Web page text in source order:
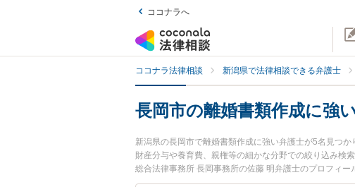
ココナラへ
ココナラ法律相談 新潟県で法律相談できる弁護士
長岡市の離婚書類作成に強
新潟県の長岡市で離婚書類作成に強い弁護士が5名見つ
財産分与や養育費、親権等の細かな分野での絞り込み検
総合法律事務所 長岡事務所の佐藤 明弁護士のプロフィ
に弁護士に相談したい』『離婚書類作成のトラブル解決